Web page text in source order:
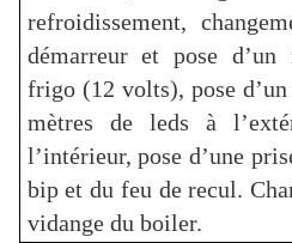
refroidissement,
démarreur et pose d’un
frigo (12 volts), pose
mètres de leds à
l’intérieur, pose d’une
bip et du feu de recul.
vidange du boiler.